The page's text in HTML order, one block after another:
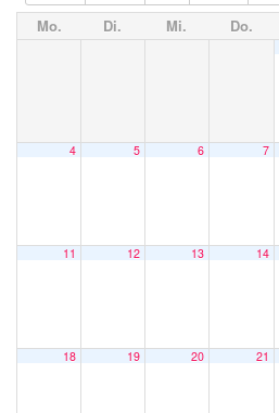
Mo. Di. Mi. Do.
4 5 6 7
11 12 13 14
18 19 20 21